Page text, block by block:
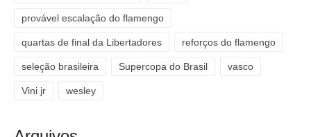
provável escalação do flamengo
quartas de final da Libertadores reforços do flamengo
seleção brasileira Supercopa do Brasil vasco
Vini jr wesley